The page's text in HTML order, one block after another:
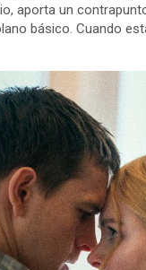
aporta un
básico. Cuando